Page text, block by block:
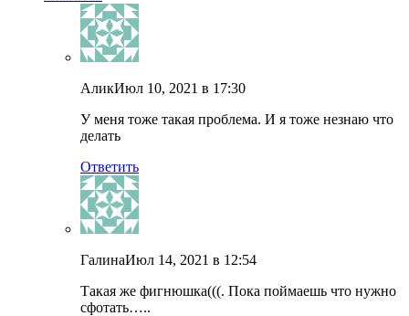
АликИюл 10, 2021 в 17:30
У меня тоже такая проблема. И я тоже незнаю что
делать
Ответить
ГалинаИюл 14, 2021 в 12:54
Такая же фигнюшка(((. Пока поймаешь что нужно
сфотать…..